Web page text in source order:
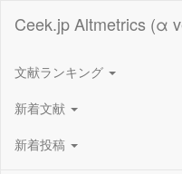
Ceek.jp Altmetrics (α
文献ランキング
新着文献
新着投稿